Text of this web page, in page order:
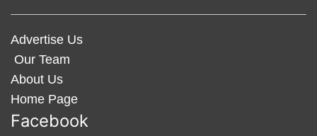
Advertise Us
Our Team
About Us
Home Page
Facebook